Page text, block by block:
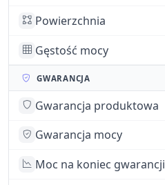
Powierzchnia
Gęstość mocy
GWARANCJA
Gwarancja produktowa
Gwarancja mocy
Moc na koniec gwarancji